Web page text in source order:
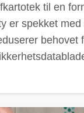
til en
er spekket med
behovet